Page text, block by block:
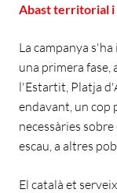
Abast territorial i
La campanya
una primera fase,
l'Estartit, Platja
endavant, un cop
necessàries
escau, a altres
El català et